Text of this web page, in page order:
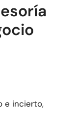
e incierto,